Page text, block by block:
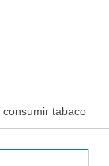
consumir tabaco